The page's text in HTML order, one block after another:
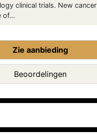
clinical trials. New cancer
of...
Zie aanbieding
Beoordelingen